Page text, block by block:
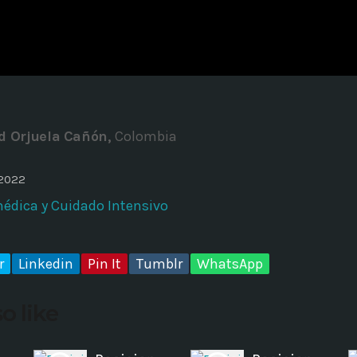
Time
Orjuela Cañón, Colombia
y Cuidado Intensivo
Linkedin Pin It Tumblr WhatsApp